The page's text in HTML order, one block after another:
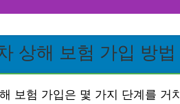
상해 보험 가입 방법
보험 가입은 몇 가지 단계를 거